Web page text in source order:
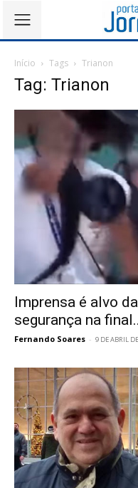
Início Tags Trianon
Tag: Trianon
Imprensa é alvo
segurança na
Fernando Soares - 9 DE ABRIL